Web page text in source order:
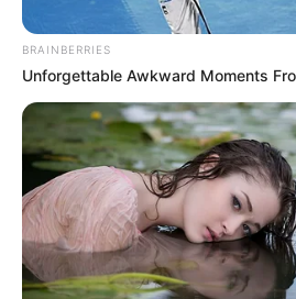
ตำราสัญลักษณ์คู่นี้ให้ยึดถือวันเกิ
เสาร์ เป็นสำคัญ วันเกิดแต่ละวัน
วันเกิด คุณจะต้องนำเลขวันเกิดข
คนรักคุณ นำมาบวกกัน เมื่อได้ผล
มาคูณผลลัพธ์นั้น ได้ผลลัพธ์เท่าไ
ได้ คือ เลขสัญลักษณ์แห่งคำทำนา
BRAINBERRIES
Unforgettable Awkward Moments